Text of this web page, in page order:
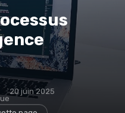
20 juin 2025